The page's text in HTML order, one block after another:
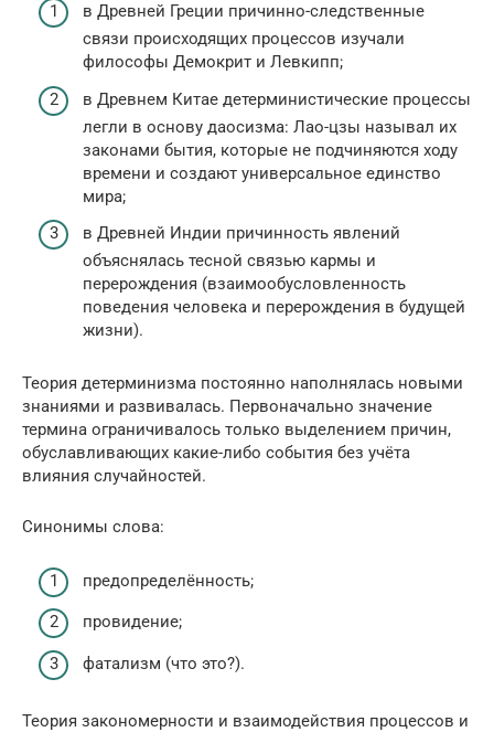
в Древней Греции причинно-следственные
связи происходящих процессов изучали
философы Демокрит и Левкипп;
в Древнем Китае детерминистические процессы
легли в основу даосизма: Лао-цзы называл их
законами бытия, которые не подчиняются ходу
времени и создают универсальное единство
мира;
в Древней Индии причинность явлений
объяснялась тесной связью кармы и
перерождения (взаимообусловленность
поведения человека и перерождения в будущей
жизни).
Теория детерминизма постоянно наполнялась новыми
знаниями и развивалась. Первоначально значение
термина ограничивалось только выделением причин,
обуславливающих какие-либо события без учёта
влияния случайностей.
Синонимы слова:
предопределённость;
провидение;
фатализм (что это?).
Теория закономерности и взаимодействия процессов и